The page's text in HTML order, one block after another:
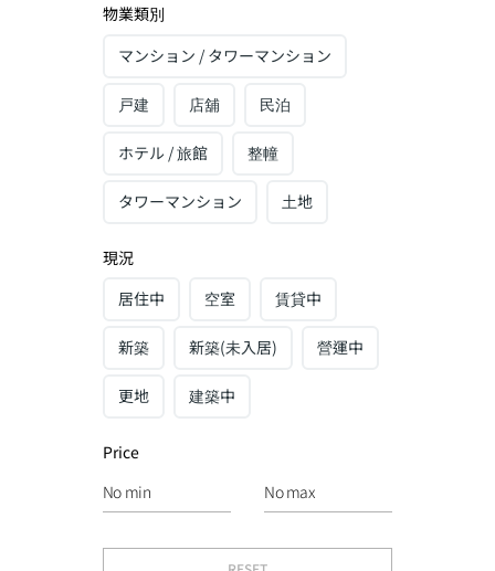
物業類別
マンション / タワーマンション
戸建 店舖 民泊
ホテル / 旅館 整幢
タワーマンション 土地
現況
居住中
空室 賃貸中
新築 新築(未入居) 營運中
更地 建築中
Price